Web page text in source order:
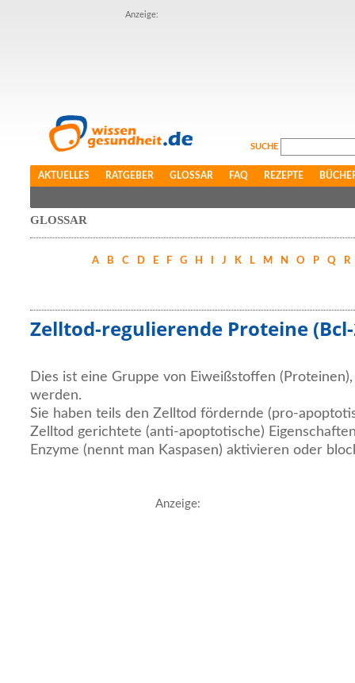
Anzeige:
SUCHE
AKTUELLES RATGEBER GLOSSAR FAQ REZEPTE
GLOSSAR
A B C D E F G H J K L M N O P Q R
Zelltod-regulierende Proteine
Dies ist eine Gruppe von Eiweißstoffen
werden.
Sie haben teils den Zelltod fördernde (pro-
Zelltod gerichtete (anti-apoptotische)
Enzyme (nennt man Kaspasen) aktivieren oder
Anzeige: